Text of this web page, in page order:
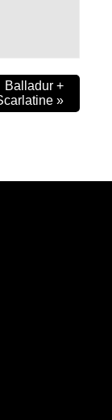
Balladur +
»